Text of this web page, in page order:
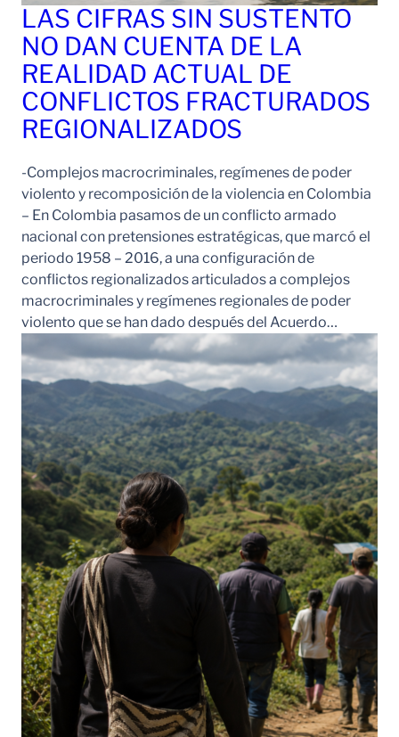
LAS CIFRAS SIN SUSTENTO
NO DAN CUENTA DE LA
REALIDAD ACTUAL DE
CONFLICTOS FRACTURADOS
REGIONALIZADOS
-Complejos macrocriminales, regímenes de poder
violento y recomposición de la violencia en Colombia
– En Colombia pasamos de un conflicto armado
nacional con pretensiones estratégicas, que marcó el
periodo 1958 – 2016, a una configuración de
conflictos regionalizados articulados a complejos
macrocriminales y regímenes regionales de poder
violento que se han dado después del Acuerdo…